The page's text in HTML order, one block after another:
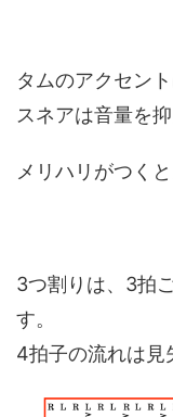
タムのアクセン
スネアは音量を
メリハリがつく
3つ割りは、3拍
す。
4拍子の流れは見